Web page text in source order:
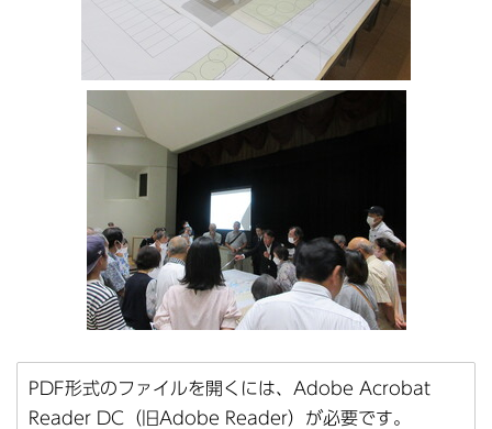
PDF形式のファイルを開くには、Adobe Acrobat
Reader DC（旧Adobe Reader）が必要です。